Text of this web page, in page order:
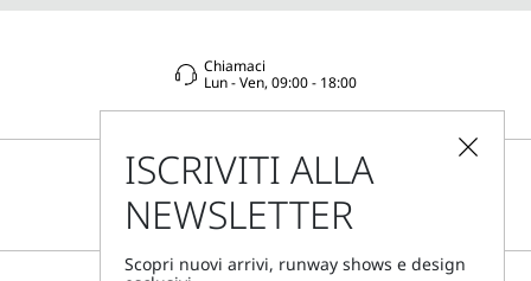
Chiamaci
Lun - Ven, 09:00 - 18:00
ISCRIVITI ALLA
NEWSLETTER
Scopri nuovi arrivi, runway shows e design